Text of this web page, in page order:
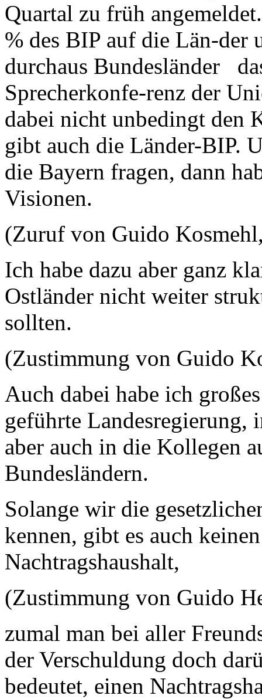
Quartal zu früh
% des BIP auf die Län-der
durchaus Bundesländer
Sprecherkonfe-renz der
dabei nicht unbedingt den
gibt auch die Länder-BIP.
die Bayern fragen, dann
Visionen.
(Zuruf von Guido
Ich habe dazu aber ganz
Ostländer nicht weiter
sollten.
(Zustimmung von Guido
Auch dabei habe ich
geführte Landesregierung,
aber auch in die Kollegen
Bundesländern.
Solange wir die
kennen, gibt es auch
Nachtragshaushalt,
(Zustimmung von Guido
zumal man bei aller
der Verschuldung doch
bedeutet, einen